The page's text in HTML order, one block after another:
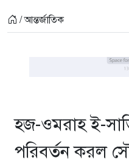
/ আন্তর্জাতিক
হজ-ওমরাহ ই-
পরিবর্তন করল